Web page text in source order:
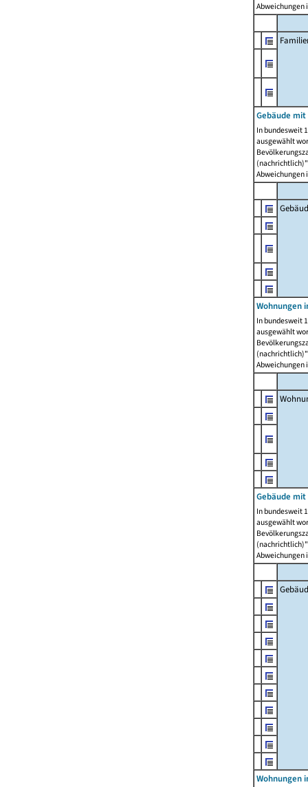
Abweichungen
Gebäude
In bundesweit
ausgewählt
Abweichungen
Wohnungen
In bundesweit
ausgewählt
Abweichungen
Gebäude
In bundesweit
ausgewählt
Abweichungen
Wohnungen